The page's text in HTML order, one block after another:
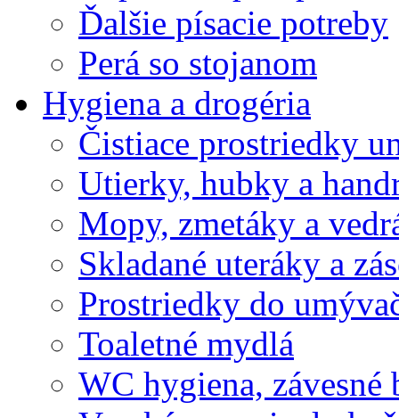
Ďalšie písacie potreby
Perá so stojanom
Hygiena a drogéria
Čistiace prostriedky
Utierky, hubky a
Mopy, zmetáky a
Skladané uteráky a
Prostriedky do
Toaletné mydlá
WC hygiena, závesné